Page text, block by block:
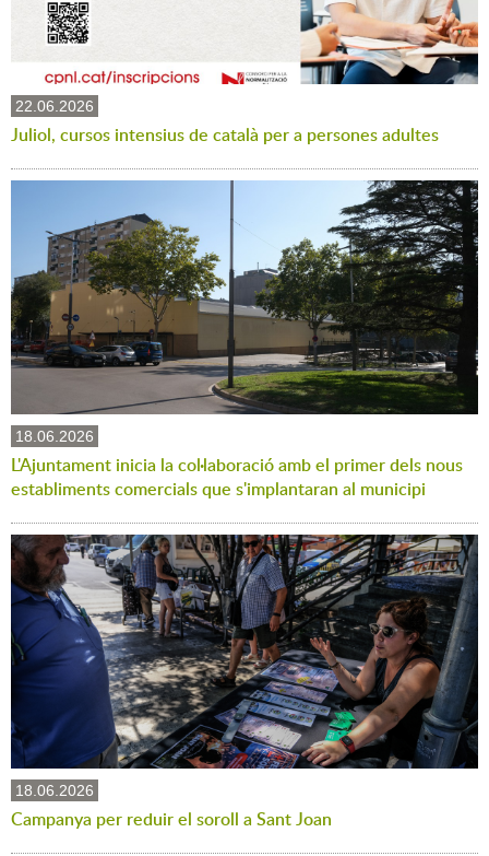
22.06.2026
Juliol, cursos intensius de català per a persones adultes
18.06.2026
L'Ajuntament inicia la col·laboració amb el primer dels nous
establiments comercials que s'implantaran al municipi
18.06.2026
Campanya per reduir el soroll a Sant Joan